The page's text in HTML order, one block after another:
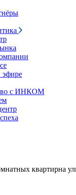
с ИНКОМ
квартирна